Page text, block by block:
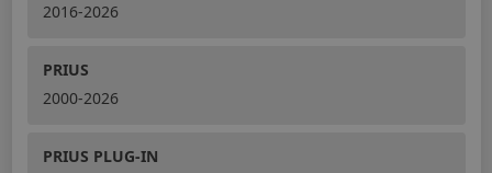
2016-2026
PRIUS
2000-2026
PRIUS PLUG-IN